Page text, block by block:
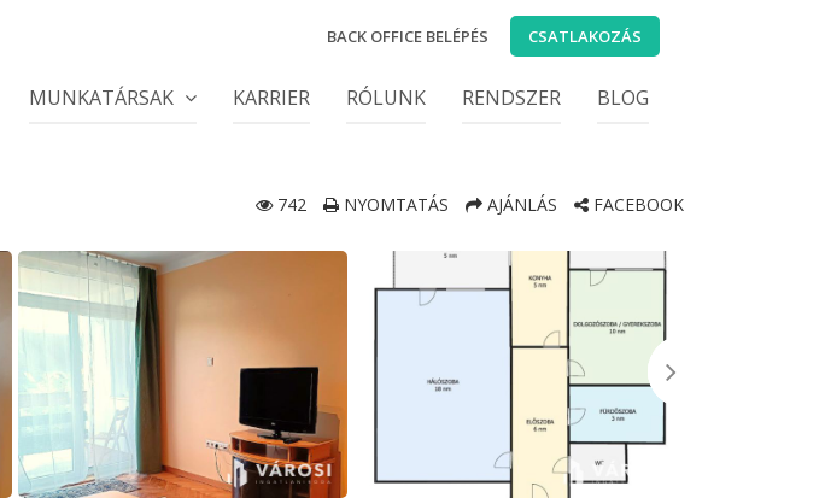
BACK OFFICE BELÉPÉS CSATLAKOZÁS
MUNKATÁRSAK KARRIER RÓLUNK RENDSZER BLOG
742 NYOMTATÁS AJÁNLÁS FACEBOOK